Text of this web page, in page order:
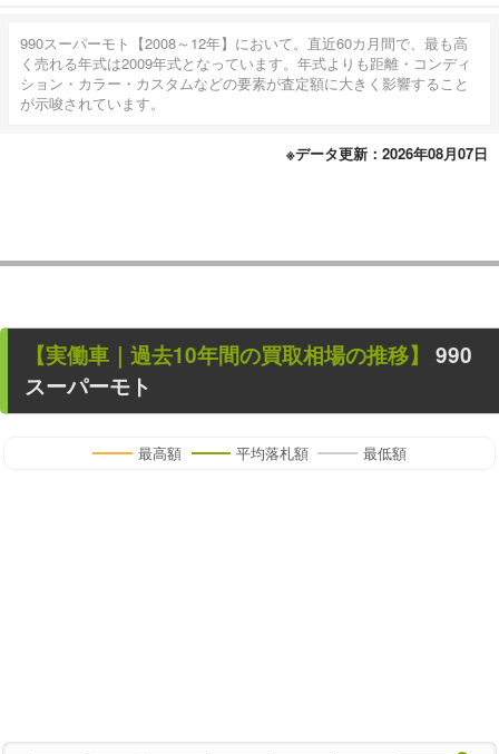
990スーパーモト【2008～12年】において。直近60カ月間で、最も高
く売れる年式は2009年式となっています。年式よりも距離・コンディ
ション・カラー・カスタムなどの要素が査定額に大きく影響すること
が示唆されています。
※データ更新：2026年08月07日
【実働車 ｜過去10年間の買取相場の推移】 990
スーパーモト
最高額 平均落札額 最低額